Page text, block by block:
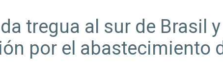
IP::.
tregua al sur de Brasil
por el abastecimiento